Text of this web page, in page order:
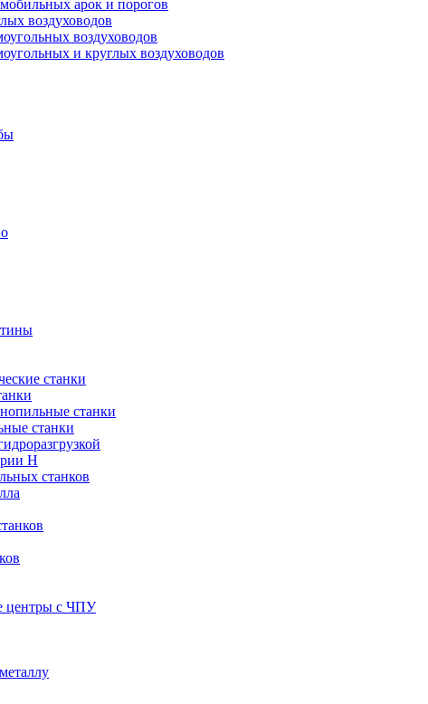
арок и порогов
воздуховодов
воздуховодов
и круглых воздуховодов
станки
станки
станки
H
станков
центры с ЧПУ